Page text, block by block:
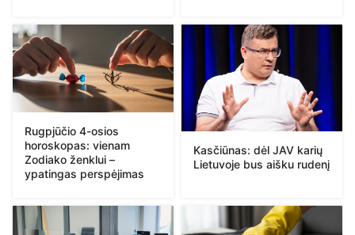
Rugpjūčio 4-osios
horoskopas: vienam
Zodiako ženklui –
ypatingas perspėjimas
Kasčiūnas: dėl JAV karių
Lietuvoje bus aišku rudenį